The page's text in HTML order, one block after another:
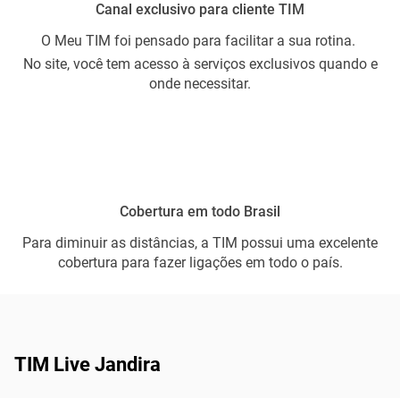
Canal exclusivo para cliente TIM
O Meu TIM foi pensado para facilitar a sua rotina.
No site, você tem acesso à serviços exclusivos quando e
onde necessitar.
Cobertura em todo Brasil
Para diminuir as distâncias, a TIM possui uma excelente
cobertura para fazer ligações em todo o país.
TIM Live Jandira